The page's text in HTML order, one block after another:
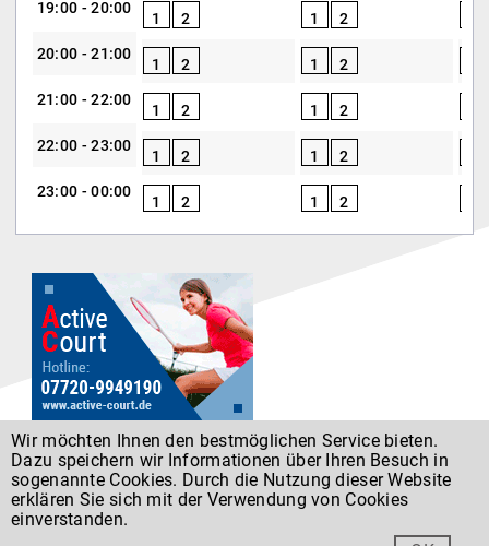
19:00 - 20:00
20:00 - 21:00
21:00 - 22:00
22:00 - 23:00
23:00 - 00:00
1 2 1 2
1 2 1 2
1 2 1 2
1 2 1 2
1 2 1 2
Datenschutz
Wir möchten Ihnen den bestmöglichen Service bieten.
Dazu speichern wir Informationen über Ihren Besuch in
sogenannte Cookies. Durch die Nutzung dieser Website
erklären Sie sich mit der Verwendung von Cookies
einverstanden.